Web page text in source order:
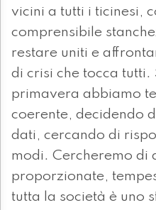
vicini a tutti i ticinesi,
comprensibile
restare uniti e
di crisi che tocca tutti.
primavera abbiamo
coerente, decidendo
dati, cercando di
modi. Cercheremo di
proporzionate,
tutta la società è uno